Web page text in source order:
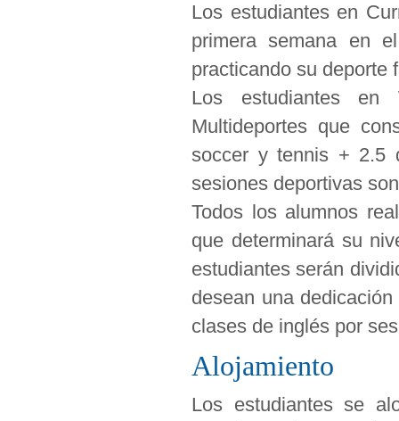
Los estudiantes en
primera semana en
practicando su deporte
Los estudiantes en
Multideportes que
soccer y tennis + 2.5
sesiones deportivas
Todos los alumnos
que determinará su
estudiantes serán
desean una
clases de inglés por
Alojamiento
Los estudiantes se